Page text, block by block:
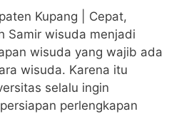
Kupang | Cepat,
Samir wisuda menjadi
wisuda yang wajib ada
wisuda. Karena itu
selalu ingin
perlengkapan